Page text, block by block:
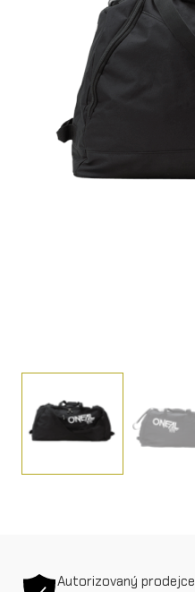
Autorizovaný prodejce